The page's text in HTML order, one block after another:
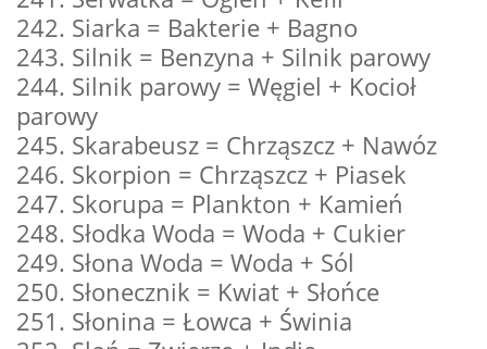
242. Siarka = Bakterie + Bagno
243. Silnik = Benzyna + Silnik parowy
244. Silnik parowy = Węgiel + Kocioł
parowy
245. Skarabeusz = Chrząszcz + Nawóz
246. Skorpion = Chrząszcz + Piasek
247. Skorupa = Plankton + Kamień
248. Słodka Woda = Woda + Cukier
249. Słona Woda = Woda + Sól
250. Słonecznik = Kwiat + Słońce
251. Słonina = Łowca + Świnia